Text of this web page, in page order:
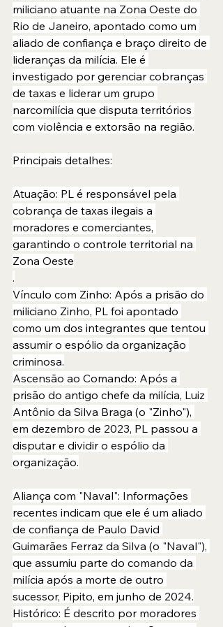
miliciano atuante na Zona Oeste do
Rio de Janeiro, apontado como um
aliado de confiança e braço direito de
lideranças da milícia. Ele é
investigado por gerenciar cobranças
de taxas e liderar um grupo
narcomilícia que disputa territórios
com violência e extorsão na região.
Principais detalhes:
Atuação: PL é responsável pela
cobrança de taxas ilegais a
moradores e comerciantes,
garantindo o controle territorial na
Zona Oeste
.
Vínculo com Zinho: Após a prisão do
miliciano Zinho, PL foi apontado
como um dos integrantes que tentou
assumir o espólio da organização
criminosa.
Ascensão ao Comando: Após a
prisão do antigo chefe da milícia, Luiz
Antônio da Silva Braga (o "Zinho"),
em dezembro de 2023, PL passou a
disputar e dividir o espólio da
organização.
Aliança com "Naval": Informações
recentes indicam que ele é um aliado
de confiança de Paulo David
Guimarães Ferraz da Silva (o "Naval"),
que assumiu parte do comando da
milícia após a morte de outro
sucessor, Pipito, em junho de 2024.
Histórico: É descrito por moradores